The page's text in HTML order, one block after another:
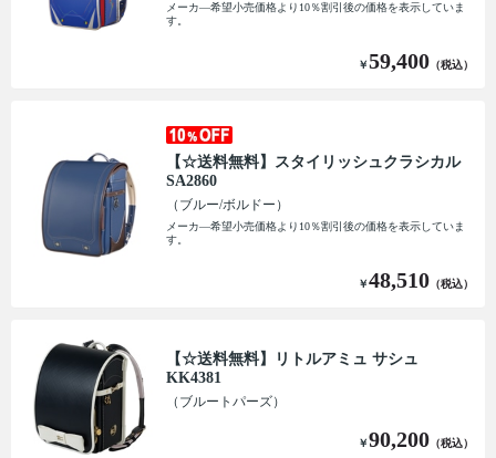
メーカ―希望小売価格より10％割引後の価格を表示していま
す。
￥59,400 （税込）
【☆送料無料】スタイリッシュクラシカル
SA2860
（ブルー/ボルドー）
メーカ―希望小売価格より10％割引後の価格を表示していま
す。
￥48,510 （税込）
【☆送料無料】リトルアミュ サシュ
KK4381
（ブルートパーズ）
￥90,200 （税込）